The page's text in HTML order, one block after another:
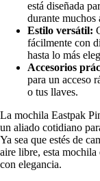
está diseñada
durante muchos
Estilo versátil:
fácilmente con
hasta lo más
Accesorios
para un acceso
o tus llaves.
La mochila Eastpak
un aliado cotidiano
Ya sea que estés de
aire libre, esta
con elegancia.